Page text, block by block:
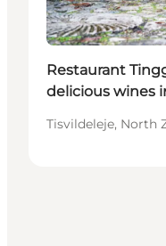
Restaurant
delicious wines
Tisvildeleje, North